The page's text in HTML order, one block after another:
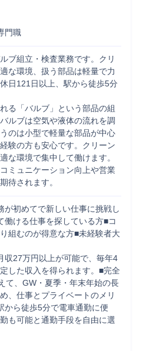
門職
ブ組立・検査業務です。クリ
な環境、扱う部品は軽量で力
日121日以上、駅から徒歩5分
る「バルブ」という部品の組
ルブは空気や液体の流れを調
のは小型で軽量な部品が中心
験の方も安心です。クリーン
な環境で集中して働けます。
ミュニケーション向上や営業
待されます。
が初めてで新しい仕事に挑戦し
働ける仕事を探している方■コ
組むのが得意な方■未経験者大
収27万円以上が可能で、毎年4
した収入を得られます。■完全
て、GW・夏季・年末年始の長
、仕事とプライベートのメリ
から徒歩5分で電車通勤に便
も可能と通勤手段を自由に選